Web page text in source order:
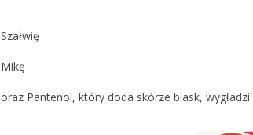
Szałwię
Mikę
oraz Pantenol, który doda skórze blask, wygładzi